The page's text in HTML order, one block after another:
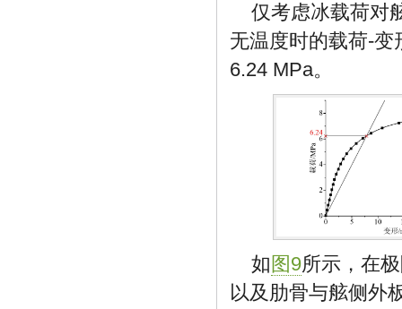
仅考虑冰载荷对
无温度时的载荷-
6.24 MPa。
如 图9所示，在
以及肋骨与舷侧外